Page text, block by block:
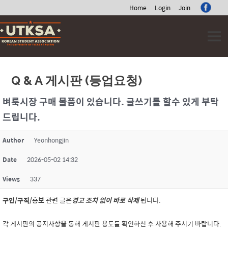
Home Login Join
Skip
to
content
Q & A 게시판 (등업요청)
벼룩시장 구매 물품이 있습니다. 글쓰기를 할수 있게 부탁
드립니다.
Author Yeonhongjin
Date 2026-05-02 14:32
Views 337
구인/구직/홍보관련 글은경고 조치 없이 바로 삭제됩니다.
각 게시판의 공지사항을 통해 게시판 용도를 확인하신 후 사용해 주시기 바랍니다.